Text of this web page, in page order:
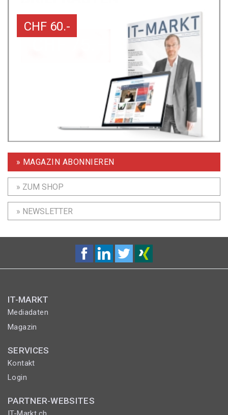
CHF 60.-
» MAGAZIN ABONNIEREN
» ZUM SHOP
» NEWSLETTER
IT-MARKT
Mediadaten
Magazin
SERVICES
Kontakt
Login
PARTNER-WEBSITES